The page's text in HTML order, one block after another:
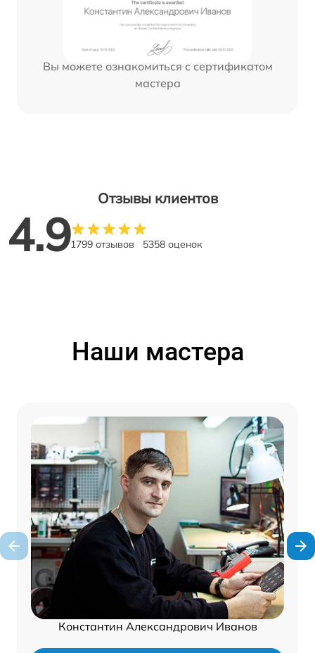
Вы можете ознакомиться с сертификатом
мастера
Отзывы клиентов
4.91799 отзывов 5358 оценок
Наши мастера
Константин Александрович Иванов